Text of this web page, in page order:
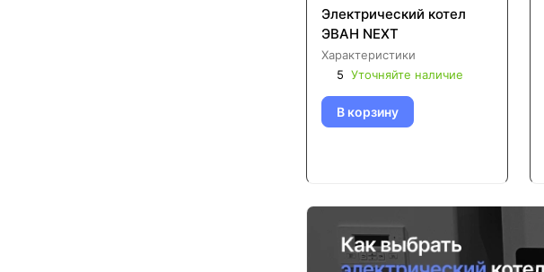
Электрический котел
ЭВАН NEXT
Характеристики
5 Уточняйте наличие
В корзину